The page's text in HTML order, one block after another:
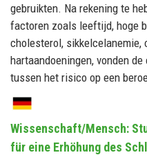
gebruikten. Na rekening te
factoren zoals leeftijd, hoge
cholesterol, sikkelcelanemie,
hartaandoeningen, vonden
tussen het risico op een
Wissenschaft/Mensch:
für eine Erhöhung des